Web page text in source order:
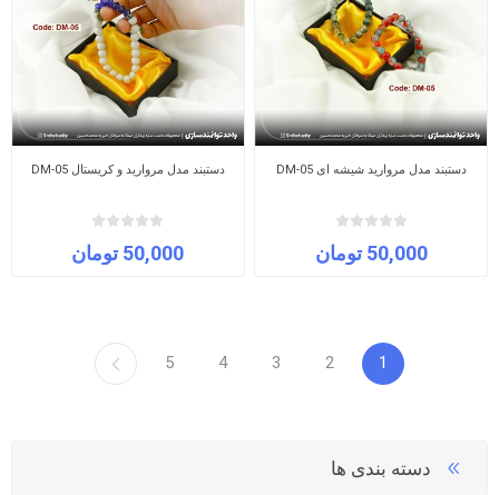
دستبند مدل مروارید شیشه ای DM-05
50,000 تومان
دستبند مدل مروارید و کریستال DM-05
50,000 تومان
1
2
3
4
5
دسته بندی ها